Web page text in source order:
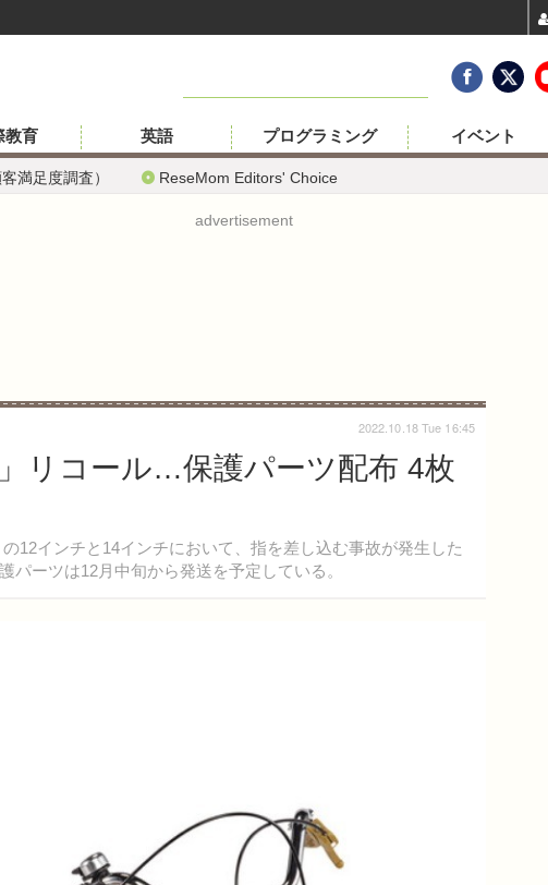
満足度調査） ReseMom Editors' Choice
教育 英語 プログラミング イベント
advertisement
リコール…保護パーツ配布 4枚
インチと14インチにおいて、指を差し込む事故が発生した
ーツは12月中旬から発送を予定している。
2022.10.18 Tue 16:45